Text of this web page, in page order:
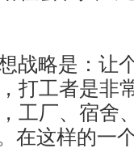
战略是：让
打工者是非
工厂、宿舍
在这样的一